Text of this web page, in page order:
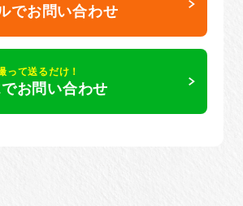
でお問い合わせ
って送るだけ！
お問い合わせ